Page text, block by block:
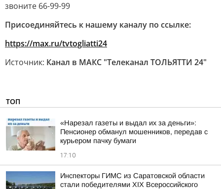
звоните 66-99-99
Присоединяйтесь к нашему каналу по ссылке:
https://max.ru/tvtogliatti24
Источник: Канал в МАКС "Телеканал ТОЛЬЯТТИ 24"
ТОП
«Нарезал газеты и выдал их за деньги»:
Пенсионер обманул мошенников, передав с
курьером пачку бумаги
17:10
Инспекторы ГИМС из Саратовской области
стали победителями XIX Всероссийского